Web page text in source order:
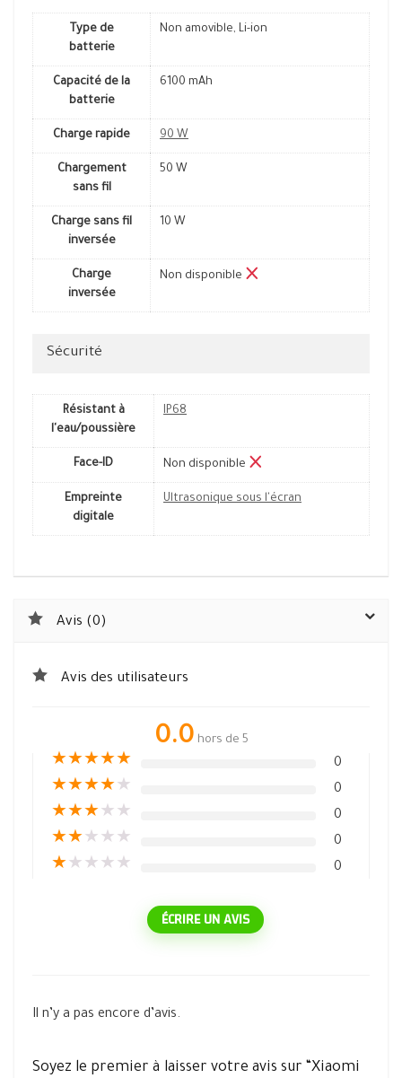
Type de
batterie
Non amovible, Li-ion
Capacité de la
batterie
6100 mAh
Charge rapide 90 W
Chargement
sans fil
50 W
Charge sans fil
inversée
10 W
Charge
inversée
Non disponible
Sécurité
Résistant à
l'eau/poussière
IP68
Face-ID Non disponible
Empreinte
digitale
Ultrasonique sous l'écran
Avis (0)
Avis des utilisateurs
0.0 hors de 5
★★★★★ 0
★★★★★ 0
★★★★ ★ 0
★★★ ★ ★ 0
★★ ★ ★ ★ 0
ÉCRIRE UN AVIS
Il n’y a pas encore d’avis.
Soyez le premier à laisser votre avis sur “Xiaomi